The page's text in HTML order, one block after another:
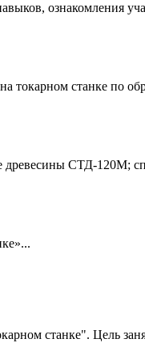
ознакомления
то­карном станке по
древесины СТД-120М;
станке". Цель